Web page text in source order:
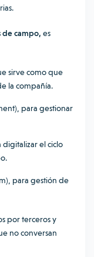
de campo, es
sirve como que
la compañía.
para gestionar
digitalizar el ciclo
para gestión de
por terceros y
no conversan